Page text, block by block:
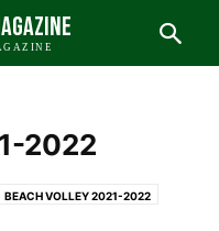
2022
BEACH VOLLEY 2021-2022